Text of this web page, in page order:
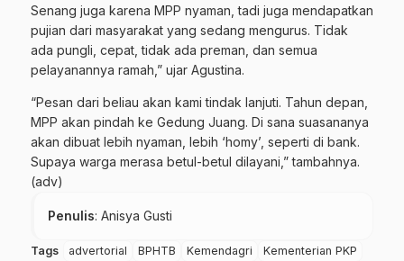
Senang juga karena MPP nyaman, tadi juga mendapatkan
pujian dari masyarakat yang sedang mengurus. Tidak
ada pungli, cepat, tidak ada preman, dan semua
pelayanannya ramah,” ujar Agustina.
“Pesan dari beliau akan kami tindak lanjuti. Tahun depan,
MPP akan pindah ke Gedung Juang. Di sana suasananya
akan dibuat lebih nyaman, lebih ‘homy’, seperti di bank.
Supaya warga merasa betul-betul dilayani,” tambahnya.
(adv)
Penulis: Anisya Gusti
Tags advertorial BPHTB Kemendagri
Kementerian PKP